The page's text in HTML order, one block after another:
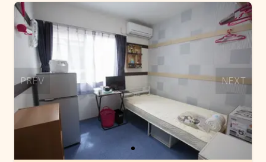
Slide 1 of 1
PREV NEXT